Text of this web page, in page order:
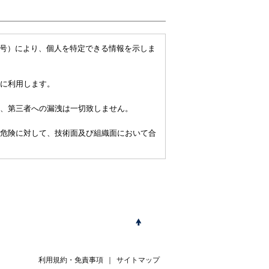
）により、個人を特定できる情報を示しま
利用します。
第三者への漏洩は一切致しません。
険に対して、技術面及び組織面において合
サイトマップ
利用規約・免責事項